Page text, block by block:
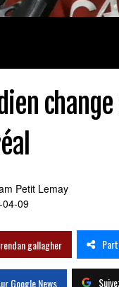
Petit Lemay
04-09
gallagher
Google News